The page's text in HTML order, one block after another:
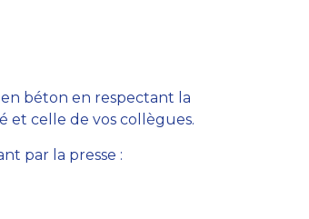
béton en respectant la
celle de vos collègues.
par la presse :